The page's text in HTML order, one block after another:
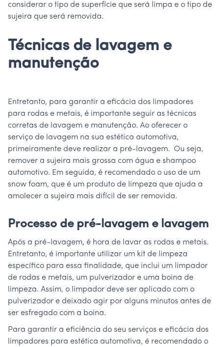
considerar o tipo de superfície que será limpa e o tipo de
sujeira que será removida.
Técnicas de lavagem e
manutenção
Entretanto, para garantir a eficácia dos limpadores
para rodas e metais, é importante seguir as técnicas
corretas de lavagem e manutenção. Ao oferecer o
serviço de lavagem na sua estética automotiva,
primeiramente deve realizar a pré-lavagem. Ou seja,
remover a sujeira mais grossa com água e shampoo
automotivo. Em seguida, é recomendado o uso de um
snow foam, que é um produto de limpeza que ajuda a
amolecer a sujeira mais difícil de ser removida.
Processo de pré-lavagem e lavagem
Após a pré-lavagem, é hora de lavar as rodas e metais.
Entretanto, é importante utilizar um kit de limpeza
específico para essa finalidade, que inclui um limpador
de rodas e metais, um pulverizador e uma boina de
limpeza. Assim, o limpador deve ser aplicado com o
pulverizador e deixado agir por alguns minutos antes de
ser esfregado com a boina.
Para garantir a eficiência do seu serviços e eficácia dos
limpadores para estética automotiva, é recomendado o